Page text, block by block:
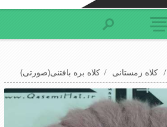
/ کلاه زمستانی / کلاه بره بافتنی(صورتی)